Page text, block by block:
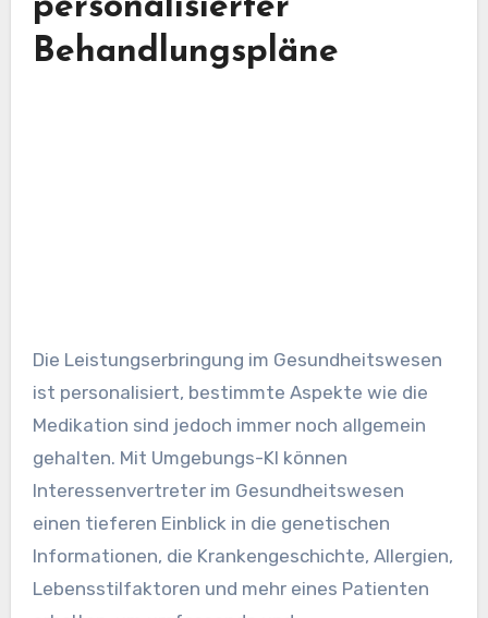
personalisierter
Behandlungspläne
Die Leistungserbringung im Gesundheitswesen
ist personalisiert, bestimmte Aspekte wie die
Medikation sind jedoch immer noch allgemein
gehalten. Mit Umgebungs-KI können
Interessenvertreter im Gesundheitswesen
einen tieferen Einblick in die genetischen
Informationen, die Krankengeschichte, Allergien,
Lebensstilfaktoren und mehr eines Patienten